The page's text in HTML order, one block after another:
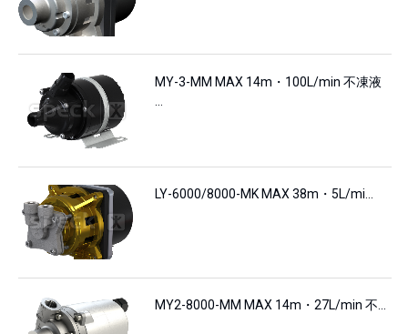
MY-3-MM MAX 14m・100L/min 不凍液
LY-6000/8000-MK MAX 38m・5L/mi…
MY2-8000-MM MAX 14m・27L/min 不…